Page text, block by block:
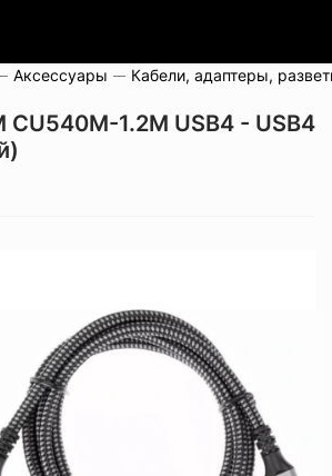
Аксессуары Кабели, адаптеры,
CU540M-1.2M USB4 - USB4